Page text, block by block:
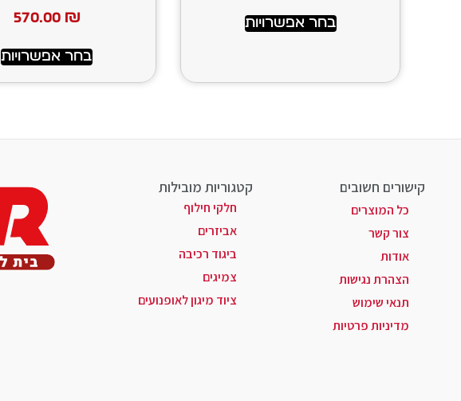
בחר אפשרויות
570.00 ₪
בחר אפשרויות
קישורים חשובים
כל המוצרים
צור קשר
אודות
הצהרת נגישות
תנאי שימוש
מדיניות פרטיות
קטגוריות מובילות
חלקי חילוף
אביזרים
ביגוד רכיבה
צמיגים
ציוד מיגון לאופנועים